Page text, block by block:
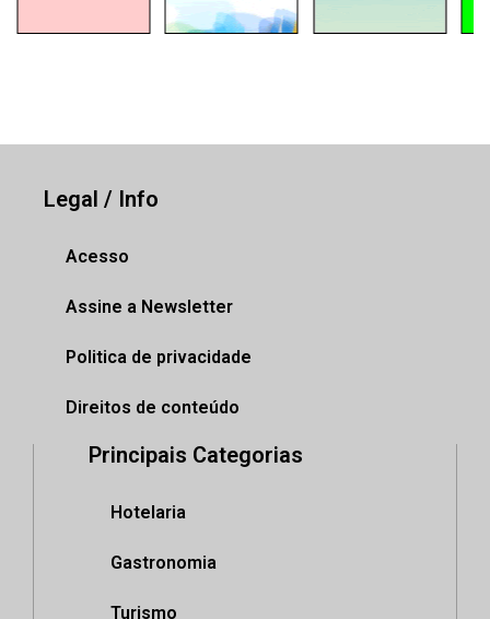
Legal / Info
Acesso
Assine a Newsletter
Politica de privacidade
Direitos de conteúdo
Principais Categorias
Hotelaria
Gastronomia
Turismo